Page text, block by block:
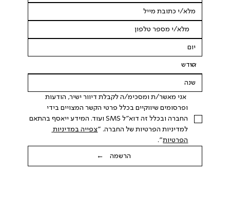
אני מאשר/ת ומסכימ/ה לקבלת דיוור ישיר, הודעות
החברה ובכלל זה דוא"ל SMS ועוד. המידע ייאסף בהתאם
למדיניות הפרטיות של החברה. "
צפייה במדיניות
הפרטיות".
הרשמה ←